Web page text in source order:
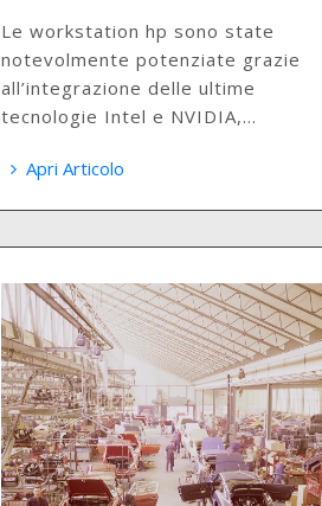
Le workstation hp sono state
notevolmente potenziate grazie
all’integrazione delle ultime
tecnologie Intel e NVIDIA,...
Apri Articolo